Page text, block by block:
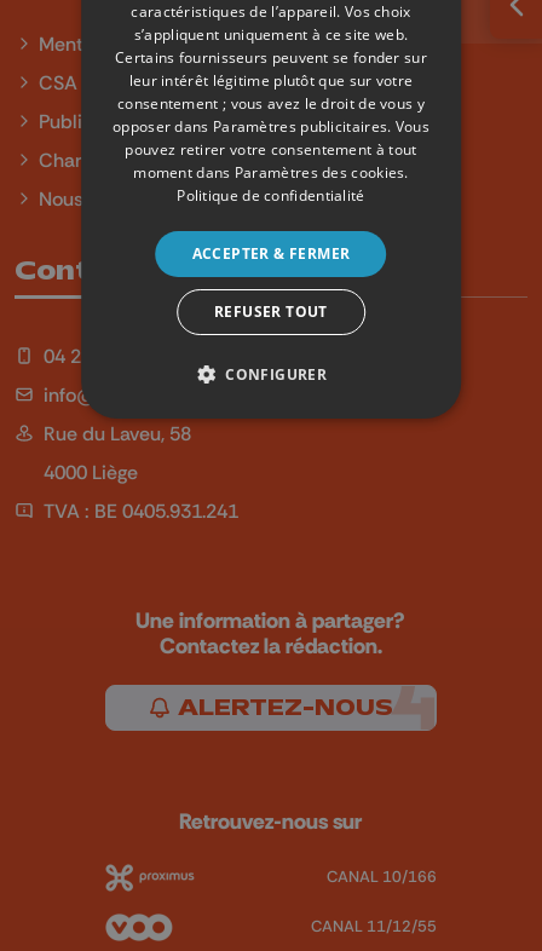
Mentions légales
CSA
Publicité
Charte sur l'égalité et la diversité
Nous contacter
Contact
04 254 99 99
info@qu4tre.be
Rue du Laveu, 58
4000 Liège
TVA : BE 0405.931.241
Une information à partager?
Contactez la rédaction.
ALERTEZ-NOUS
Retrouvez-nous sur
CANAL 10/166
CANAL 11/12/55
caractéristiques de l’appareil. Vos choix
s’appliquent uniquement à ce site web.
Certains fournisseurs peuvent se fonder sur
leur intérêt légitime plutôt que sur votre
consentement ; vous avez le droit de vous y
opposer dans Paramètres publicitaires. Vous
pouvez retirer votre consentement à tout
moment dans Paramètres des cookies.
Politique de confidentialité
ACCEPTER & FERMER
REFUSER TOUT
CONFIGURER